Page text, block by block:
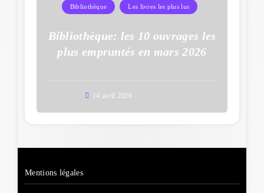
Bibliothèque Les livres les plus lus
Bibliothèque: les 10 ouvrages les
plus empruntés en mars 2026
14 avril 2026
Mentions légales